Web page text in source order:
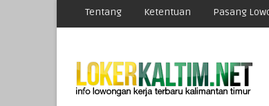
Tentang Ketentuan Pasang